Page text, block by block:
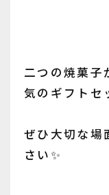
二つの焼菓子
気のギフトセ
ぜひ大切な場
さい✨